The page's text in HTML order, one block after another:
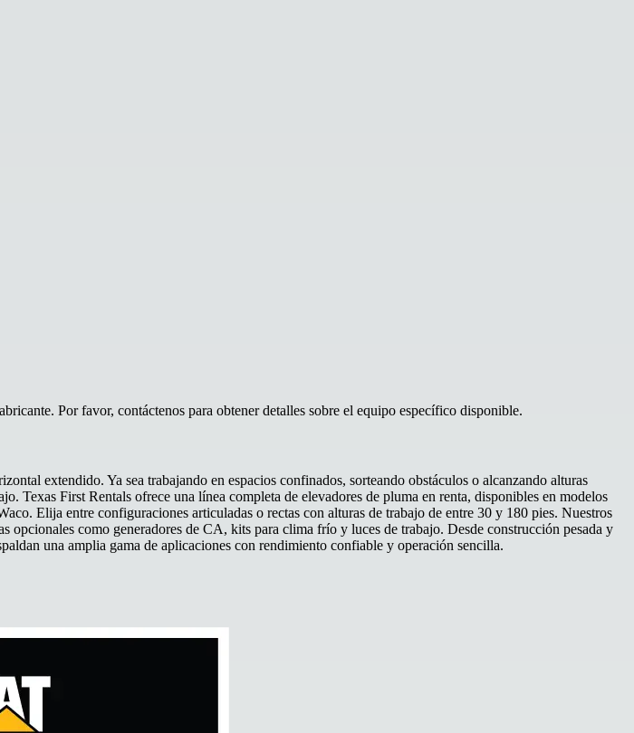
Por favor, contáctenos para obtener detalles sobre el equipo específico disponible.
extendido. Ya sea trabajando en espacios confinados, sorteando obstáculos o alcanzando alturas
Texas First Rentals ofrece una línea completa de elevadores de pluma en renta, disponibles en modelos
Elija entre configuraciones articuladas o rectas con alturas de trabajo de entre 30 y 180 pies. Nuestros
opcionales como generadores de CA, kits para clima frío y luces de trabajo. Desde construcción pesada y
una amplia gama de aplicaciones con rendimiento confiable y operación sencilla.